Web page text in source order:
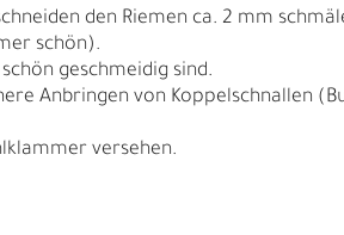
den Riemen ca. 2 mm
schön).
geschmeidig sind.
Anbringen von Koppelschnallen
versehen.